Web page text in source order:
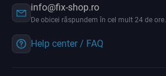
info@fix-shop.ro
De obicei răspundem în cel mult 24 de ore.
Help center / FAQ